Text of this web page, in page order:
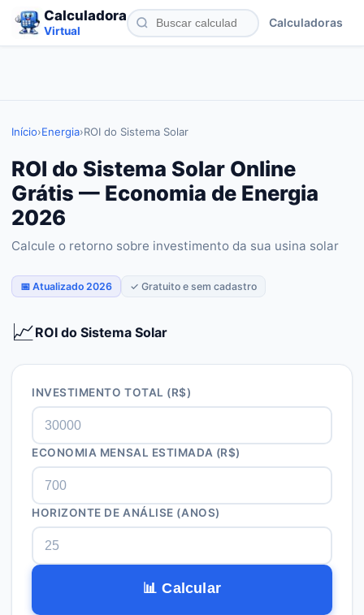
Calculadora
Virtual
Calculadoras
Início›Energia›ROI do Sistema Solar
ROI do Sistema Solar Online
Grátis — Economia de Energia
2026
Calcule o retorno sobre investimento da sua usina solar
📅 Atualizado 2026 ✓ Gratuito e sem cadastro
📈ROI do Sistema Solar
INVESTIMENTO TOTAL (R$)
ECONOMIA MENSAL ESTIMADA (R$)
HORIZONTE DE ANÁLISE (ANOS)
📊 Calcular